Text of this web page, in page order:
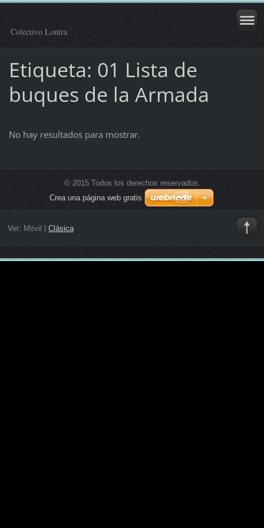
Colectivo Lontra
Etiqueta: 01 Lista de
buques de la Armada
No hay resultados para mostrar.
© 2015 Todos los derechos reservados.
Crea una página web gratis
Ver: Móvil Clásica